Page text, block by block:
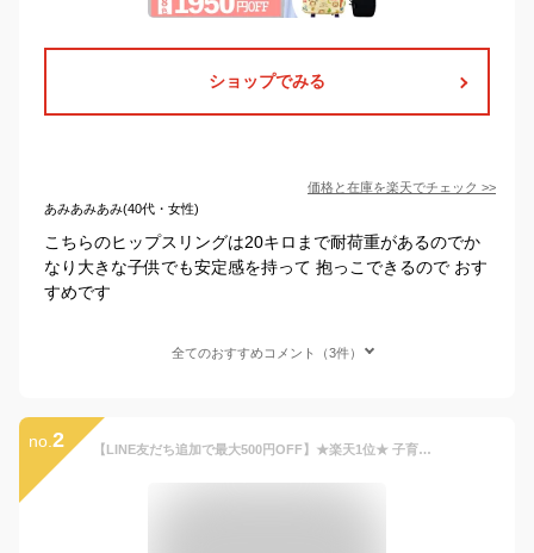
ショップでみる
価格と在庫を楽天でチェック >>
あみあみあみ(40代・女性)
こちらのヒップスリングは20キロまで耐荷重があるのでか
なり大きな子供でも安定感を持って 抱っこできるので おす
すめです
全てのおすすめコメント（3件）
no. 2 【LINE友だち追加で最大500円OFF】★楽天1位★ 子育てベストアイテム大賞 他多数受賞【公式】POMULU ポムル 赤ちゃん 抱っこ スリング 抱っこ紐 ヒップシート バッグ ベビースリング 男性 紐 斜め 腰 子供 ショルダー